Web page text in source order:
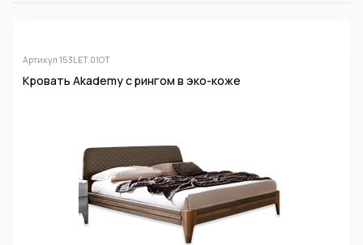
Артикул 153LET.01OT
Кровать Akademy c рингом в эко-коже